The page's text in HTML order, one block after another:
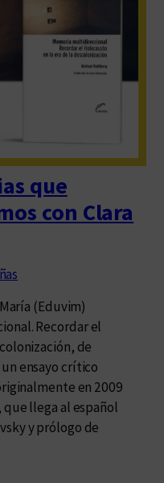
que
con Clara
(Eduvim)
Recordar el
de
ensayo crítico
en 2009
llega al español
y prólogo de